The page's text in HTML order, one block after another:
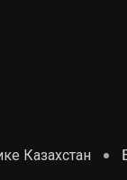
Казахстан